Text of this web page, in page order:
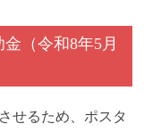
金 （令和8年5月
せるため、ポスタ